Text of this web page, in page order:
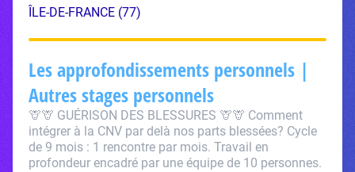
ÎLE-DE-FRANCE (77)
Les approfondissements personnels |
Autres stages personnels
🦒🦒 GUÉRISON DES BLESSURES 🦒🦒 Comment
intégrer à la CNV par delà nos parts blessées? Cycle
de 9 mois : 1 rencontre par mois. Travail en
profondeur encadré par une équipe de 10 personnes.